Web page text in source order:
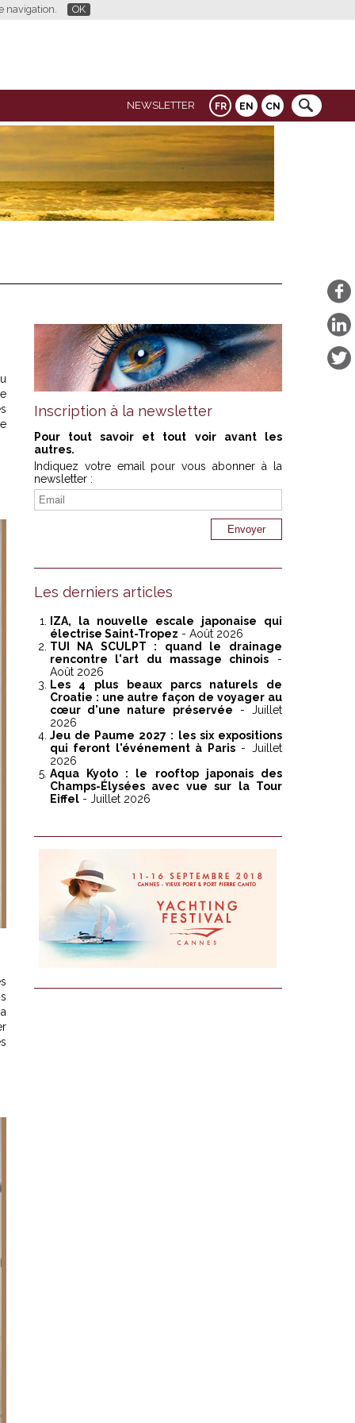
navigation. OK
FR EN CN
NEWSLETTER
Inscription à la newsletter
Pour tout savoir et tout voir avant les
autres.
Indiquez votre email pour vous abonner à la
newsletter :
Les derniers articles
IZA, la nouvelle escale japonaise qui
électrise Saint-Tropez - Août 2026
TUI NA SCULPT : quand le drainage
rencontre l'art du massage chinois -
Août 2026
Les 4 plus beaux parcs naturels de
Croatie : une autre façon de voyager au
cœur d'une nature préservée - Juillet
2026
Jeu de Paume 2027 : les six expositions
qui feront l'événement à Paris- Juillet
2026
Aqua Kyoto : le rooftop japonais des
Champs-Élysées avec vue sur la Tour
Eiffel- Juillet 2026